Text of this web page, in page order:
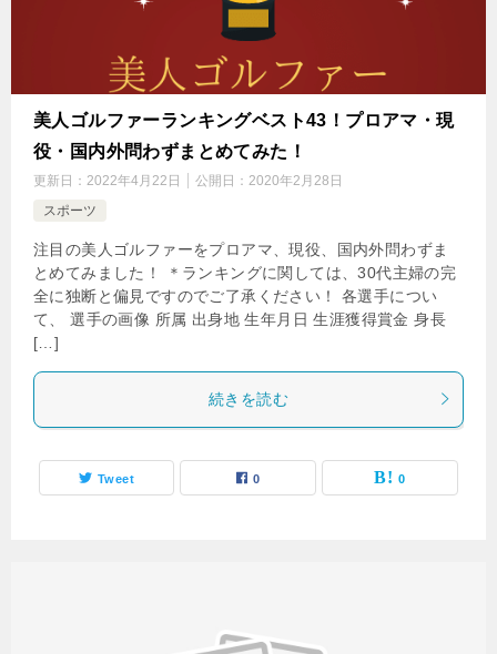
美人ゴルファーランキングベスト43！プロアマ・現
役・国内外問わずまとめてみた！
更新日： 2022年4月22日 公開日： 2020年2月28日
スポーツ
注目の美人ゴルファーをプロアマ、現役、国内外問わずま
とめてみました！ ＊ランキングに関しては、30代主婦の完
全に独断と偏見ですのでご了承ください！ 各選手につい
て、 選手の画像 所属 出身地 生年月日 生涯獲得賞金 身長
[…]
続きを読む
Tweet 0 0